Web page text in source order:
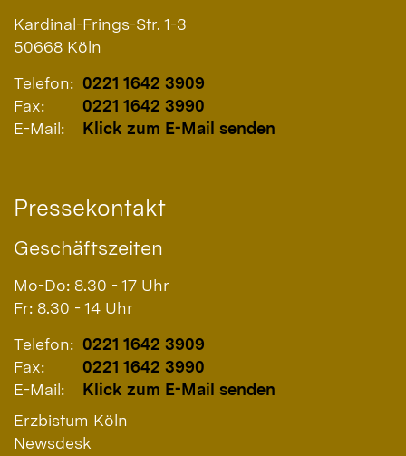
Kardinal-Frings-Str. 1-3
50668 Köln
Telefon: 0221 1642 3909
Fax:
0221 1642 3990
E-Mail:
Klick zum E-Mail senden
Pressekontakt
Geschäftszeiten
Mo-Do: 8.30 - 17 Uhr
Fr: 8.30 - 14 Uhr
Telefon: 0221 1642 3909
Fax:
0221 1642 3990
E-Mail:
Klick zum E-Mail senden
Erzbistum Köln
Newsdesk